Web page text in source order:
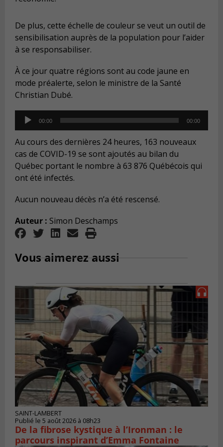
De plus, cette échelle de couleur se veut un outil de
sensibilisation auprès de la population pour l’aider
à se responsabiliser.
À ce jour quatre régions sont au code jaune en
mode préalerte, selon le ministre de la Santé
Christian Dubé.
Audio
Player
00:00 00:00
Au cours des dernières 24 heures, 163 nouveaux
cas de COVID-19 se sont ajoutés au bilan du
Québec portant le nombre à 63 876 Québécois qui
ont été infectés.
Aucun nouveau décès n’a été rescensé.
Auteur : Simon Deschamps
Vous aimerez aussi
SAINT-LAMBERT
Publié le 5 août 2026 à 08h23
De la fibrose kystique à l’Ironman : le
parcours inspirant d’Emma Fontaine